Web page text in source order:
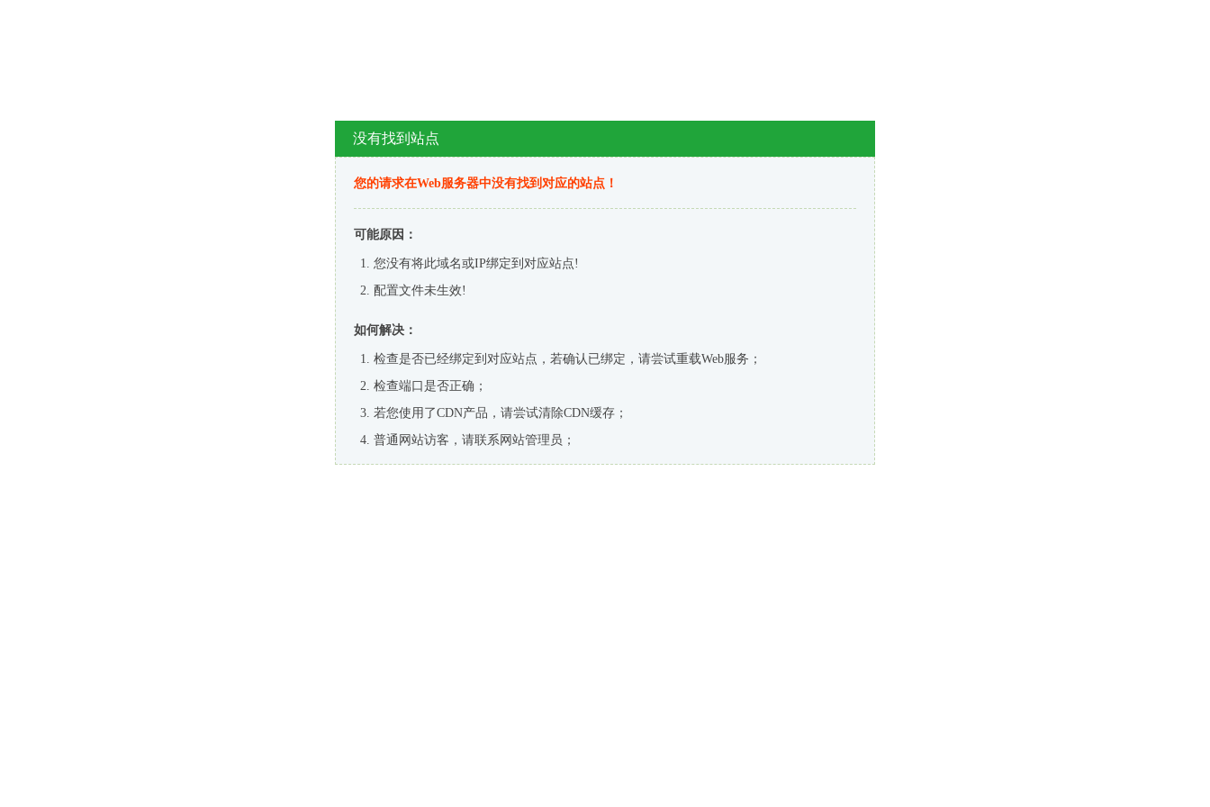
没有找到站点
您的请求在Web服务器中没有找到对应的站点！
可能原因：
您没有将此域名或IP绑定到对应站点!
配置文件未生效!
如何解决：
检查是否已经绑定到对应站点，若确认已绑定，请尝试重载Web服务；
检查端口是否正确；
若您使用了CDN产品，请尝试清除CDN缓存；
普通网站访客，请联系网站管理员；